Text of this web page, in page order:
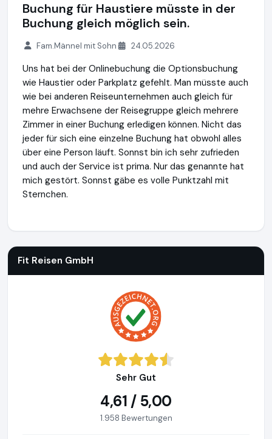
Buchung für Haustiere müsste in der
Buchung gleich möglich sein.
Fam.Männel mit Sohn 24.05.2026
Uns hat bei der Onlinebuchung die Optionsbuchung
wie Haustier oder Parkplatz gefehlt. Man müsste auch
wie bei anderen Reiseunternehmen auch gleich für
mehre Erwachsene der Reisegruppe gleich mehrere
Zimmer in einer Buchung erledigen können. Nicht das
jeder für sich eine einzelne Buchung hat obwohl alles
über eine Person läuft. Sonnst bin ich sehr zufrieden
und auch der Service ist prima. Nur das genannte hat
mich gestört. Sonnst gäbe es volle Punktzahl mit
Sternchen.
Fit Reisen GmbH
Sehr Gut
4,61 / 5,00
1.958 Bewertungen